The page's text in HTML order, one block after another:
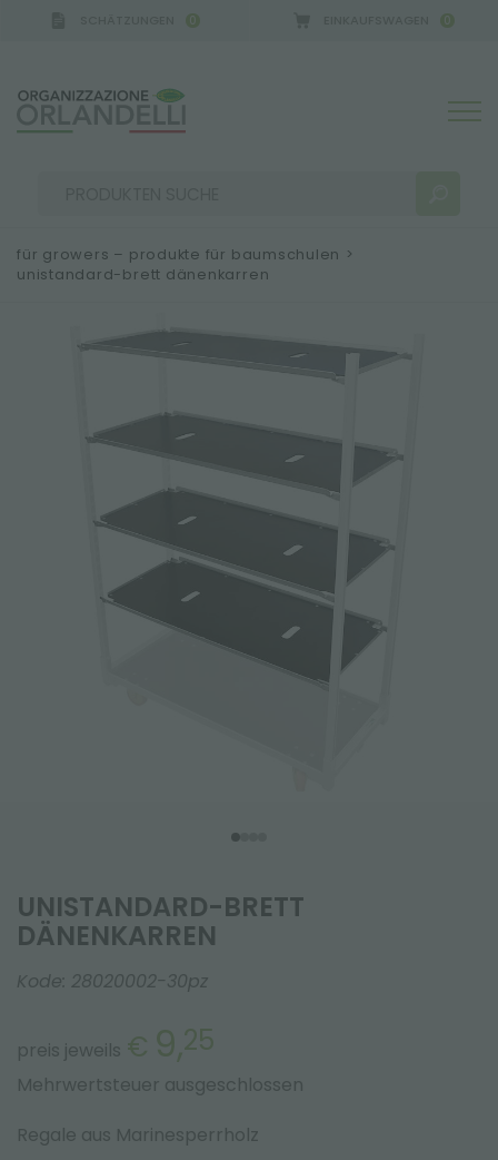
0 0
SUCHERGEBNISSE:
MEHR ERGEBNISSE FÜR SIE:
für growers – produkte für baumschulen >
unistandard-brett dänenkarren
UNISTANDARD-BRETT
DÄNENKARREN
Kode: 28020002-30pz
preis jeweils € 9,25
Mehrwertsteuer ausgeschlossen
Regale aus Marinesperrholz